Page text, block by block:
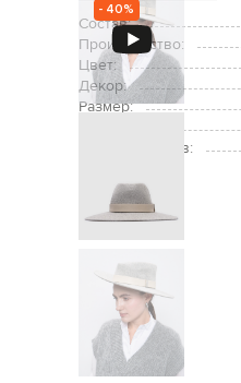
- 40%
Состав:
Производство:
Цвет:
Декор:
Размер:
Ширина бортов: